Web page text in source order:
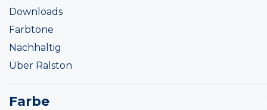
Downloads
Farbtöne
Nachhaltig
Über Ralston
Farbe